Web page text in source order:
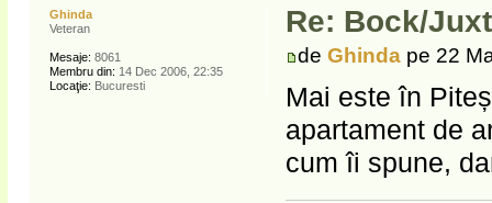
Re: Bock/
deGhinda pe 22
Mai este în
apartament de
cum îi spune,
Ghinda
Veteran
Mesaje: 8061
Membru din: 14 Dec 2006, 22:35
Locaţie: Bucuresti